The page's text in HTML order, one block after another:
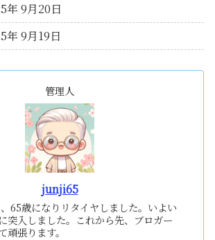
9月20日
9月19日
管理人
junji65
65歳になりリタイヤしました。いよい
突入しました。これから先、ブロガー
頑張ります。